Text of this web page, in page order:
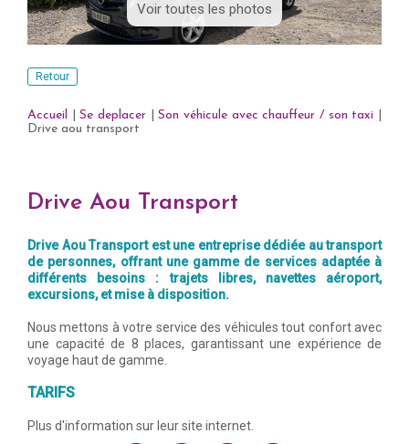
Voir toutes les photos
Retour
Accueil |Se deplacer |Son véhicule avec chauffeur / son taxi
Drive aou transport
Drive Aou Transport
Drive Aou Transport est une entreprise dédiée au transport
de personnes, offrant une gamme de services adaptée à
différents besoins : trajets libres, navettes aéroport,
excursions, et mise à disposition.
Nous mettons à votre service des véhicules tout confort avec
une capacité de 8 places, garantissant une expérience de
voyage haut de gamme.
TARIFS
Plus d'information sur leur site internet.